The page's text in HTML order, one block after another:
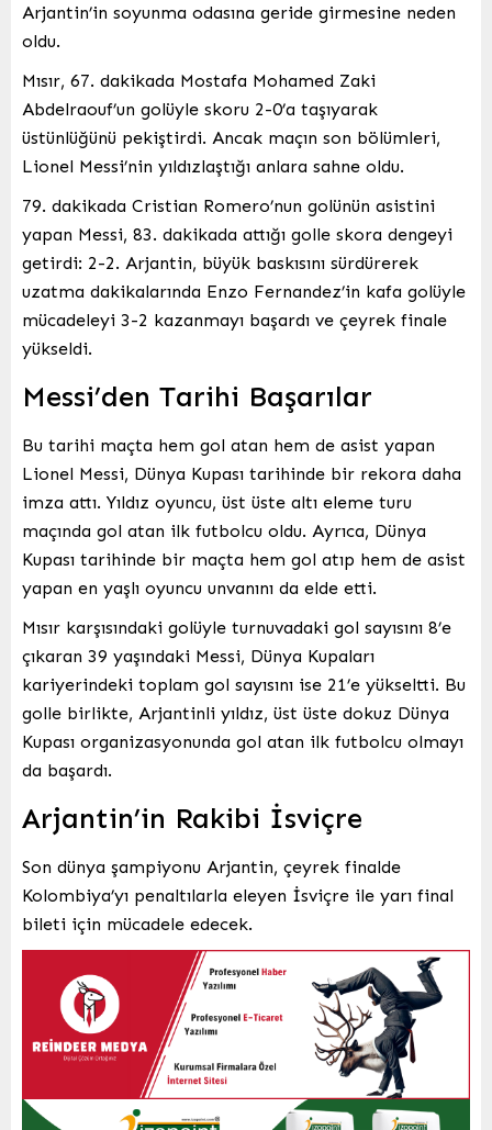
Arjantin’in soyunma odasına geride girmesine neden
oldu.
Mısır, 67. dakikada Mostafa Mohamed Zaki
Abdelraouf’un golüyle skoru 2-0’a taşıyarak
üstünlüğünü pekiştirdi. Ancak maçın son bölümleri,
Lionel Messi’nin yıldızlaştığı anlara sahne oldu.
79. dakikada Cristian Romero’nun golünün asistini
yapan Messi, 83. dakikada attığı golle skora dengeyi
getirdi: 2-2. Arjantin, büyük baskısını sürdürerek
uzatma dakikalarında Enzo Fernandez’in kafa golüyle
mücadeleyi 3-2 kazanmayı başardı ve çeyrek finale
yükseldi.
Messi’den Tarihi Başarılar
Bu tarihi maçta hem gol atan hem de asist yapan
Lionel Messi, Dünya Kupası tarihinde bir rekora daha
imza attı. Yıldız oyuncu, üst üste altı eleme turu
maçında gol atan ilk futbolcu oldu. Ayrıca, Dünya
Kupası tarihinde bir maçta hem gol atıp hem de asist
yapan en yaşlı oyuncu unvanını da elde etti.
Mısır karşısındaki golüyle turnuvadaki gol sayısını 8’e
çıkaran 39 yaşındaki Messi, Dünya Kupaları
kariyerindeki toplam gol sayısını ise 21’e yükseltti. Bu
golle birlikte, Arjantinli yıldız, üst üste dokuz Dünya
Kupası organizasyonunda gol atan ilk futbolcu olmayı
da başardı.
Arjantin’in Rakibi İsviçre
Son dünya şampiyonu Arjantin, çeyrek finalde
Kolombiya’yı penaltılarla eleyen İsviçre ile yarı final
bileti için mücadele edecek.